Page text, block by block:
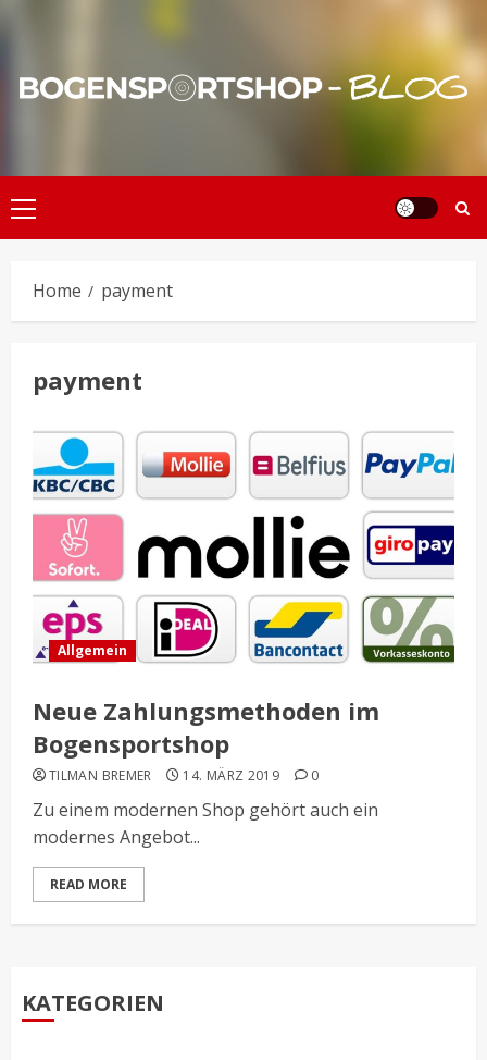
Primary
Menu
Home payment
payment
Allgemein
Neue Zahlungsmethoden im
Bogensportshop
TILMAN BREMER 14. MÄRZ 2019 0
Zu einem modernen Shop gehört auch ein
modernes Angebot...
READ MORE
KATEGORIEN